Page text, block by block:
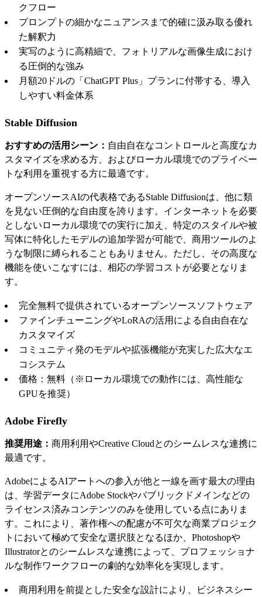
クフロー
プロンプトの細かなニュアンスまで的確に汲み取る優れ
た解釈力
実写のように高精細で、フォトリアルな画像生成におけ
る圧倒的な強み
月額20ドルの「ChatGPT Plus」プランに付帯する、導入
しやすい料金体系
Stable Diffusion
おすすめの活用シーン： 自由自在なコントロールと高度なカ
スタマイズを求める方、およびローカル環境でのプライベー
トな利用を重視する方に最適です。
オープンソースAIの代表格であるStable Diffusionは、他に類
を見ない圧倒的な自由度を誇ります。インターネットを必要
としないローカル環境での実行に加え、特定のスタイルや被
写体に特化したモデルの追加学習が可能で、商用ツールのよ
うな制限に縛られることもありません。ただし、その高度な
機能を使いこなすには、相応の学習コストが必要となりま
す。
完全無料で提供されているオープンソースソフトウェア
ファインチューニングやLoRAの活用による自由自在な
カスタマイズ
コミュニティ発のモデルや拡張機能が充実した広大なエ
コシステム
価格：無料（※ローカル環境での動作には、高性能な
GPUを推奨）
Adobe Firefly
推奨用途： 商用利用やCreative Cloudとのシームレスな連携に
最適です。
AdobeによるAIアートへの参入が他と一線を画す最大の理由
は、学習データにAdobe Stockやパブリックドメインなどの
ライセンス済みコンテンツのみを使用している点にありま
す。これにより、著作権への配慮が不可欠な商業プロジェク
トにおいて極めて安全な選択肢となるほか、Photoshopや
Illustratorとのシームレスな連携によって、プロフェッショナ
ルな制作ワークフローの劇的な効率化を実現します。
商用利用を前提とした安全な設計により、ビジネスシー